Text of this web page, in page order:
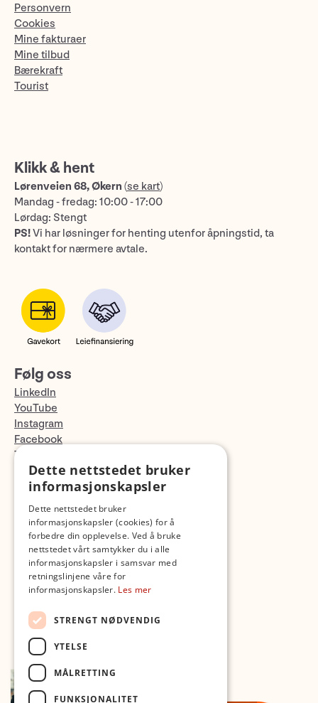
Personvern
Cookies
Mine fakturaer
Mine tilbud
Bærekraft
Tourist
Klikk & hent
Lørenveien 68, Økern (se kart)
Mandag - fredag: 10:00 - 17:00
Lørdag: Stengt
PS!Vi har løsninger for henting utenfor åpningstid, ta
kontakt for nærmere avtale.
Følg oss
LinkedIn
YouTube
Instagram
Facebook
TikTok
Fotopodden
Dette nettstedet bruker
informasjonskapsler
Dette nettstedet bruker
informasjonskapsler (cookies) for å
forbedre din opplevelse. Ved å bruke
nettstedet vårt samtykker du i alle
informasjonskapsler i samsvar med
retningslinjene våre for
informasjonskapsler. Les mer
STRENGT NØDVENDIG
YTELSE
MÅLRETTING
FUNKSJONALITET